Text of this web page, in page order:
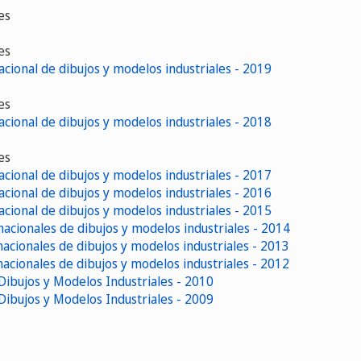
de dibujos y modelos industriales - 2019
de dibujos y modelos industriales - 2018
de dibujos y modelos industriales - 2017
de dibujos y modelos industriales - 2016
de dibujos y modelos industriales - 2015
de dibujos y modelos industriales - 2014
de dibujos y modelos industriales - 2013
de dibujos y modelos industriales - 2012
y Modelos Industriales - 2010
y Modelos Industriales - 2009